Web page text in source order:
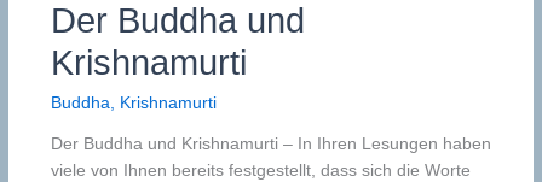
Der Buddha und
Krishnamurti
Buddha, Krishnamurti
Der Buddha und Krishnamurti – In Ihren Lesungen haben
viele von Ihnen bereits festgestellt, dass sich die Worte